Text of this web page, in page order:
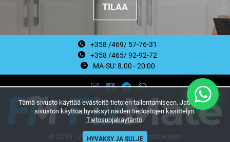
TILAA
+358 /469/ 57-76-31
+358 /465/ 92-92-72
MA-SU: 8.00 - 20:00
© 2018 - 2026 Kaikki oikeudet pidätetään!
Tämä sivusto käyttää evästeitä tietojen tallentamiseen. Jatkamalla
sivuston käyttöä hyväksyt näiden tiedostojen käsittelyn.
Tietosuojakäytäntö.
HYVÄKSY JA SULJE